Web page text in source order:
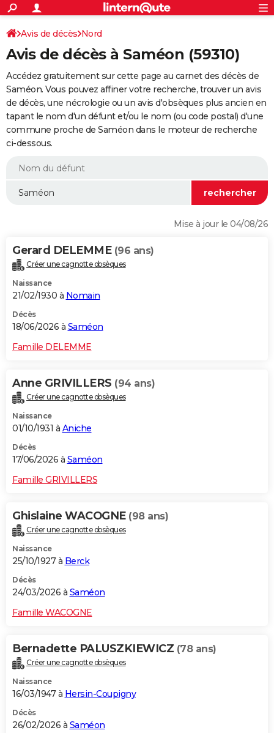
ACTUALITÉS
Politique
Société
Faits Divers
Education
Monde
Villes
+
SPORT
Coupe du monde 2026
Football
Tennis
Cyclisme
Rugby
Forum
Programme TV
TNT
Streaming
Cinéma
Sorties cinéma
Musique
+
FINANCE
Retraite
Epargne
Immobilier
Risques naturels par ville
Assurance
AUTO
Essais
Réserver un essai
Citadines
Berlines
SUV
Forum auto
+HIGH-TECH
BRICOLAGE
WEEK-END
Alimentation
Guide de la santé
Maladies
Médicaments
Sommeil
VOYAGE
Destinations
City break
Voyage nature
Voyage de noces
Forum
Climat
+PHOTO
GUIDES D'ACHAT
Carte de Noël
Carte Bonne année
Carte Saint-Valentin
Carte Pâques
Carte d'anniversaire
DICTIONNAIRE
Dictionnaire
Biographies
Citations
Expressions
Proverbes
PROGRAMME TV
S'inscrire
Se connecter
Lycées
Collèges
Primaires
Universités
Entreprises
Service militaire
Avis de recherche
AVIS DE DÉCÈS
FORUM
Bricolage
Lifestyle
Culture
Sport
Auto
Television
Voyage
Cinema
Avis de décès Nord
Avis de décès à Saméon (59310)
Accédez gratuitement sur cette page au carnet des décès de
Saméon. Vous pouvez affiner votre recherche, trouver un avis
de décès, une nécrologie ou un avis d'obsèques plus ancien en
tapant le nom d'un défunt et/ou le nom (ou code postal) d'une
commune proche de Saméon dans le moteur de recherche
ci-dessous.
Mise à jour le 04/08/26
Gerard DELEMME (96 ans)
Créer une cagnotte obsèques
Naissance
21/02/1930 à Nomain
Décès
18/06/2026 à Saméon
Famille DELEMME
Anne GRIVILLERS (94 ans)
Créer une cagnotte obsèques
Naissance
01/10/1931 à Aniche
Décès
17/06/2026 à Saméon
Famille GRIVILLERS
Ghislaine WACOGNE (98 ans)
Créer une cagnotte obsèques
Naissance
25/10/1927 à Berck
Décès
24/03/2026 à Saméon
Famille WACOGNE
Bernadette PALUSZKIEWICZ (78 ans)
Créer une cagnotte obsèques
Naissance
16/03/1947 à Hersin-Coupigny
Décès
26/02/2026 à Saméon